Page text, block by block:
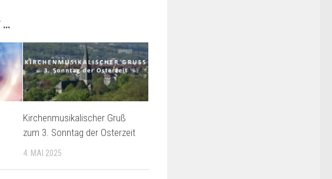
…
Kirchenmusikalischer Gruß
zum 3. Sonntag der Osterzeit
4. MAI 2025